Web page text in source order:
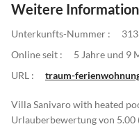
Weitere
Unterkunfts-Nummer :
Online seit :
5 Jahre und 9
URL :
traum-
Villa Sanivaro with heated
Urlauberbewertung von 5.00